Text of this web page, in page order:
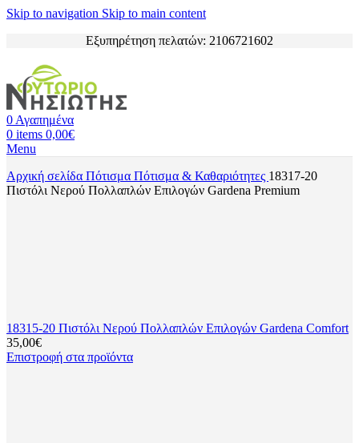
Skip to navigation Skip to main content
Εξυπηρέτηση πελατών: 2106721602
0 Αγαπημένα
0 items 0,00€
Menu
Αρχική σελίδα Πότισμα Πότισμα & Καθαριότητες 18317-20
Πιστόλι Νερού Πολλαπλών Επιλογών Gardena Premium
18315-20 Πιστόλι Νερού Πολλαπλών Επιλογών Gardena Comfort
35,00€
Επιστροφή στα προϊόντα